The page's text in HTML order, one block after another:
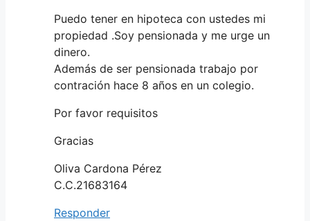
Puedo tener en hipoteca con ustedes mi
propiedad .Soy pensionada y me urge un
dinero.
Además de ser pensionada trabajo por
contración hace 8 años en un colegio.
Por favor requisitos
Gracias
Oliva Cardona Pérez
C.C.21683164
Responder